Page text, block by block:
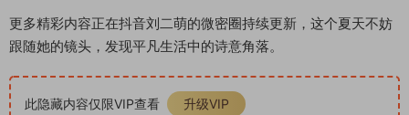
更多精彩内容正在抖音刘二萌的微密圈持续更新，这个夏天不妨
跟随她的镜头，发现平凡生活中的诗意角落。
此隐藏内容仅限VIP查看 升级VIP